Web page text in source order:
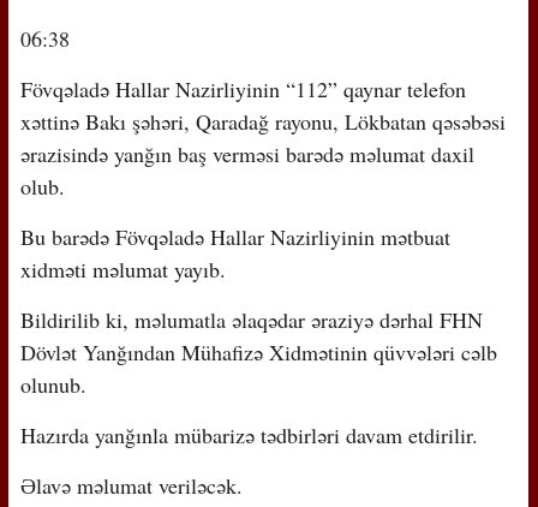
06:38
Fövqəladə Hallar Nazirliyinin “112” qaynar telefon
xəttinə Bakı şəhəri, Qaradağ rayonu, Lökbatan qəsəbəsi
ərazisində yanğın baş verməsi barədə məlumat daxil
olub.
Bu barədə Fövqəladə Hallar Nazirliyinin mətbuat
xidməti məlumat yayıb.
Bildirilib ki, məlumatla əlaqədar əraziyə dərhal FHN
Dövlət Yanğından Mühafizə Xidmətinin qüvvələri cəlb
olunub.
Hazırda yanğınla mübarizə tədbirləri davam etdirilir.
Əlavə məlumat veriləcək.